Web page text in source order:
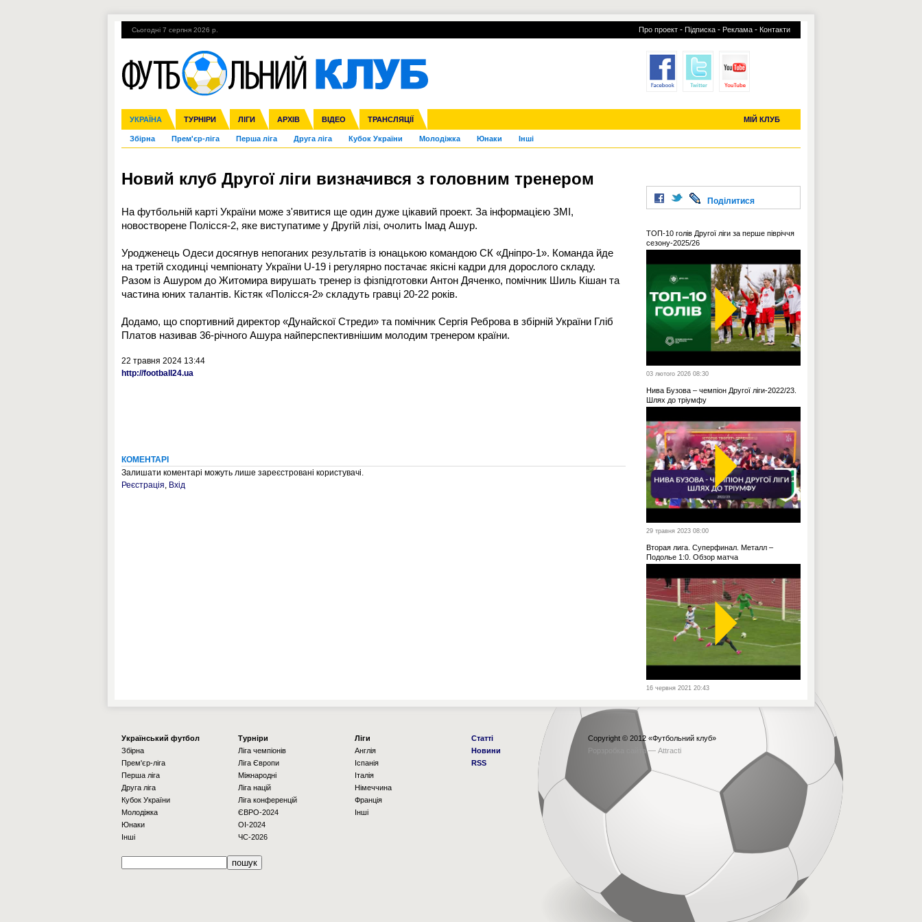
Сьогодні 7 серпня 2026 р. Про проект - Підписка - Реклама - Контакти
УКРАЇНА ТУРНІРИ ЛІГИ АРХІВ ВІДЕО ТРАНСЛЯЦІЇ МІЙ КЛУБ
Збірна Прем'єр-ліга Перша ліга Друга ліга Кубок України Молодіжка Юнаки Інші
Ліга чемпіонів Ліга Європи Міжнародні Ліга націй Ліга конференцій
Англія Іспанія Італія Німеччина Франція Інші
ЧС-2014 ЄВРО-2016 Росія Кубок конфедерацій ЧЄ-2015 (U-21)
Гарячі теми УПЛ, 1-й тур ВІЙНА УПЛ-ПЕРЕХОДИ УСІ ТРАНСФЕРИ
Новий клуб Другої ліги визначився з головним тренером
На футбольній карті України може з'явитися ще один дуже цікавий проект. За інформацією ЗМІ,
новостворене Полісся-2, яке виступатиме у Другій лізі, очолить Імад Ашур.
Уродженець Одеси досягнув непоганих результатів із юнацькою командою СК «Дніпро-1». Команда йде
на третій сходинці чемпіонату України U-19 і регулярно постачає якісні кадри для дорослого складу.
Разом із Ашуром до Житомира вирушать тренер із фізпідготовки Антон Дяченко, помічник Шиль Кішан та
частина юних талантів. Кістяк «Полісся-2» складуть гравці 20-22 років.
Додамо, що спортивний директор «Дунайскої Стреди» та помічник Сергія Реброва в збірній України Гліб
Платов називав 36-річного Ашура найперспективнішим молодим тренером країни.
22 травня 2024 13:44
http://football24.ua
КОМЕНТАРІ
Залишати коментарі можуть лише зареєстровані користувачі.
Реєстрація, Вхід
Поділитися
ТОП-10 голів Другої ліги за перше півріччя
сезону-2025/26
03 лютого 2026 08:30
Нива Бузова – чемпіон Другої ліги-2022/23.
Шлях до тріумфу
29 травня 2023 08:00
Вторая лига. Суперфинал. Металл –
Подолье 1:0. Обзор матча
16 червня 2021 20:43
Українcький футбол
Збірна
Прем'єр-ліга
Перша ліга
Друга ліга
Кубок України
Молодіжка
Юнаки
Інші
Турніри
Ліга чемпіонів
Ліга Європи
Міжнародні
Ліга націй
Ліга конференцій
ЄВРО-2024
OI-2024
ЧС-2026
Ліги
Англія
Іспанія
Італія
Німеччина
Франція
Інші
Статті
Новини
RSS
Copyright © 2012 «Футбольний клуб»
Рорзробка сайта — Attracti